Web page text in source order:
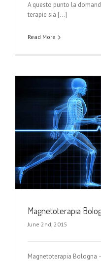
A questo punto la
terapie sia […]
Read More
Magnetoterapia
June 2nd, 2015
Magnetoterapia Bologna